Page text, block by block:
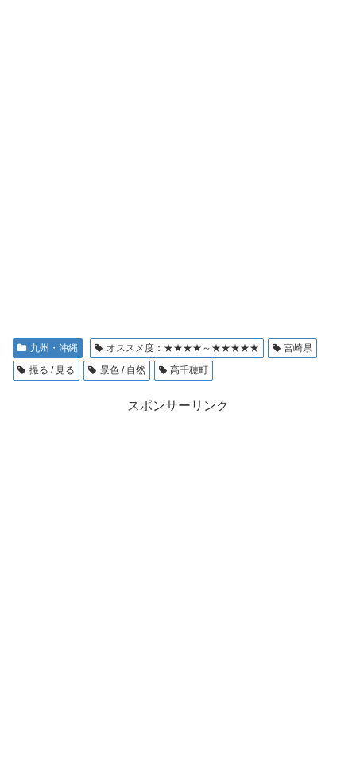
九州・沖縄 オススメ度：★★★★～★★★★★
宮崎県
撮る / 見る
景色 / 自然 高千穂町
スポンサーリンク